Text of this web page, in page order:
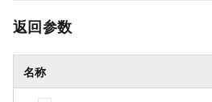
返回参数
名称